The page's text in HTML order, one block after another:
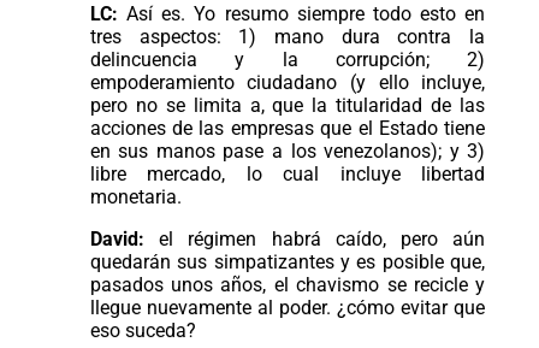
LC: Así es. Yo resumo siempre todo esto en
tres aspectos: 1) mano dura contra la
delincuencia y la corrupción; 2)
empoderamiento ciudadano (y ello incluye,
pero no se limita a, que la titularidad de las
acciones de las empresas que el Estado tiene
en sus manos pase a los venezolanos); y 3)
libre mercado, lo cual incluye libertad
monetaria.
David: el régimen habrá caído, pero aún
quedarán sus simpatizantes y es posible que,
pasados unos años, el chavismo se recicle y
llegue nuevamente al poder. ¿cómo evitar que
eso suceda?